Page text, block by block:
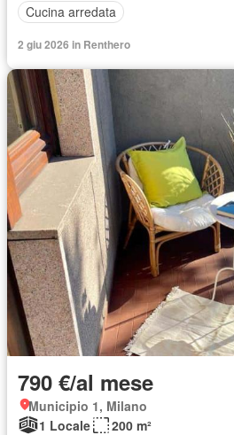
Cucina arredata
2 giu 2026 in Renthero
790 €/al mese
Municipio 1, Milano
1 Locale
200 m²